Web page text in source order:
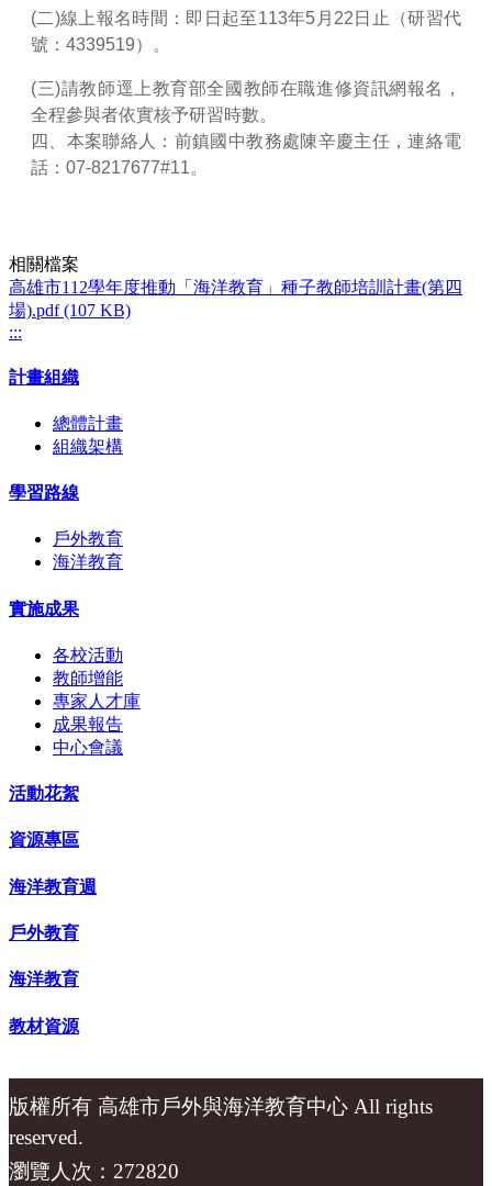
(二)線上報名時間：即日起至113年5月22日止（研習代
號：4339519）。
(三)請教師逕上教育部全國教師在職進修資訊網報名，
全程參與者依實核予研習時數。
四、本案聯絡人：前鎮國中教務處陳辛慶主任，連絡電
話：07-8217677#11。
相關檔案
高雄市112學年度推動「海洋教育」種子教師培訓計畫(第四
場).pdf (107 KB)
:::
計畫組織
總體計畫
組織架構
學習路線
戶外教育
海洋教育
實施成果
各校活動
教師增能
專家人才庫
成果報告
中心會議
活動花絮
資源專區
海洋教育週
戶外教育
海洋教育
教材資源
版權所有 高雄市戶外與海洋教育中心 All rights
reserved.
瀏覽人次：272820